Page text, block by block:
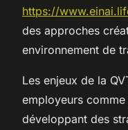
https://
des approches
environnement de
Les enjeux de la
employeurs
développant des